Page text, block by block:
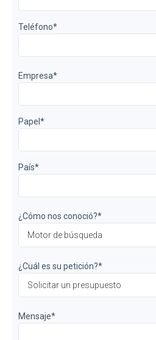
Teléfono*
Empresa*
Papel *
País*
¿Cómo nos conoció?*
¿Cuál es su petición?*
Mensaje*